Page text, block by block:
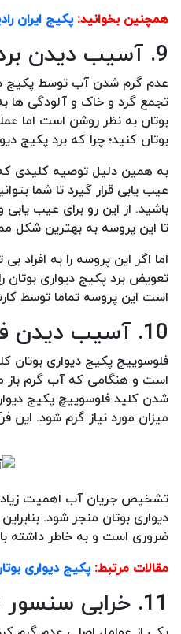
همچنین بخوانید: پکیج ایران
9. آسیب دیدن برد
عدم گرم شدن آب توسط پکیج
تجمع گرد و خاک و آلودگی ها
بوتان به نظر روشن است اما
بوتان کنید؛ چرا که برد پکیج
به همین دلیل توصیه کلیدی که
عیب یابی قرار گیرد تا شما
باشید. از این رو برای عیب
تا این پروسه به بهترین شکل
اما اگر این پروسه را به افراد
تعویض برد پکیج دیواری
است این پروسه تماما توسط
10. آسیب دیدن فلوسوئیچ
فلوسوییچ پکیج دیواری
است و هنگامی که آب گرم باز
شدن کلید فلوسوییچ پکیج
میزان مورد نیاز گرم شود. این
تشخیص جریان آب اهمیت
دیواری بوتان منجر شود.
ضروری است و به خاطر داشته
مقالات مرتبط: پکیج دیواری
11. خرابی سنسور NTC